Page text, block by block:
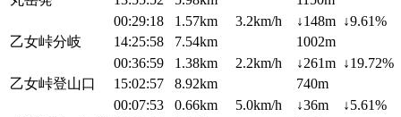
00:29:18
1.57km 3.2km/h ↓148m ↓9.61%
乙女峠分岐
14:25:58 7.54km
1002m
00:36:59
1.38km 2.2km/h ↓261m ↓19.72%
乙女峠登山口
15:02:57 8.92km
740m
00:07:53
0.66km 5.0km/h ↓36m
↓5.61%